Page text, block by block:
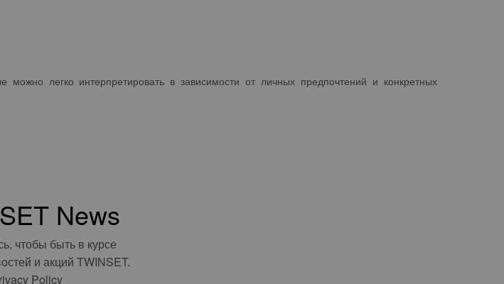
можно легко интерпретировать в зависимости от личных предпочтений и конкретных
News
чтобы быть в курсе
и акций TWINSET.
Policy